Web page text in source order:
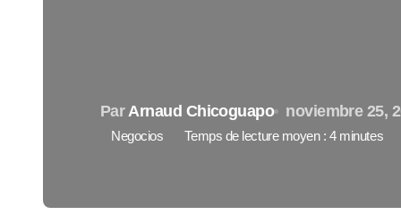
Par Arnaud Chicoguapo noviembre 25,
Negocios Temps de lecture moyen : 4 minutes